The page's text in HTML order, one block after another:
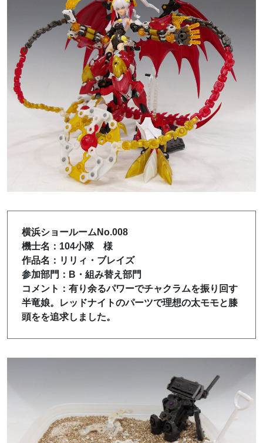
横浜ショールームNo.008
機士名：104小隊 様
作品名：リリィ・ブレイズ
参加部門：B・組み替え部門
コメント：有り余るパワーでチャクラムを振り回す
半竜娘。レッドナイトのパーツで理想の太モモと膝
頭をを追求しました。